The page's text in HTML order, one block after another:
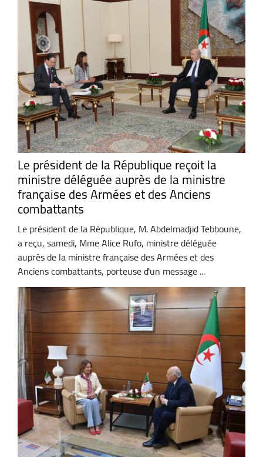
Le président de la République reçoit la
ministre déléguée auprès de la ministre
française des Armées et des Anciens
combattants
Le président de la République, M. Abdelmadjid Tebboune,
a reçu, samedi, Mme Alice Rufo, ministre déléguée
auprès de la ministre française des Armées et des
Anciens combattants, porteuse d'un message ...